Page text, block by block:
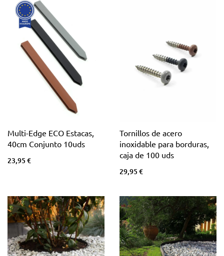
Multi-Edge ECO Estacas,
40cm Conjunto 10uds
23,95 €
Tornillos de acero
inoxidable para borduras,
caja de 100 uds
29,95 €